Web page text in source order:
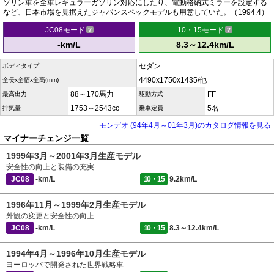
ソリン車を全車レギュラーガソリン対応にしたり、電動格納式ミラーを設定する
など、日本市場を見据えたジャパンスペックモデルも用意していた。（1994.4）
JC08モード
-km/L
10・15モード
8.3～12.4km/L
ボディタイプ セダン
全長x全幅x全高(mm) 4490x1750x1435/他
最高出力 88～170馬力 駆動方式 FF
排気量 1753～2543cc 乗車定員
5名
モンデオ (94年4月～01年3月)のカタログ情報を見る
マイナーチェンジ一覧
1999年3月～2001年3月生産モデル
安全性の向上と装備の充実
JC08
-km/L 10・15 9.2km/L
1996年11月～1999年2月生産モデル
外観の変更と安全性の向上
JC08
-km/L 10・15 8.3～12.4km/L
1994年4月～1996年10月生産モデル
ヨーロッパで開発された世界戦略車